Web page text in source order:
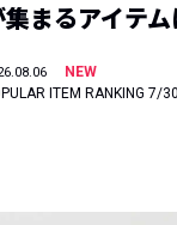
集まるアイテ
NEW
ITEM RANKING 7/